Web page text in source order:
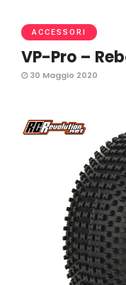
ACCESSORI
VP-Pro –
30 Maggio 2020